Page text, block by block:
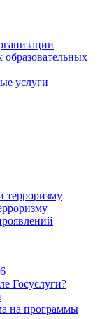
услуги
терроризму
Госуслуги?
на программы